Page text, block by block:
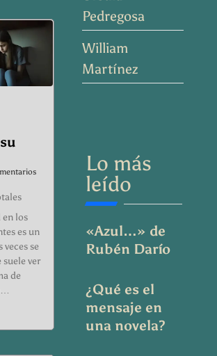
en los
es un
veces se
ver
de
Pedregosa
William
Martínez
Lo más
leído
«Azul…» de
Rubén Darío
¿Qué es el
mensaje en
una novela?